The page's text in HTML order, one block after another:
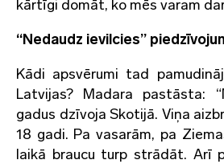
kārtīgi domāt, ko mēs varam
“Nedaudz ievilcies”
Kādi apsvērumi tad
Latvijas? Madara pastāsta:
gadus dzīvoja Skotijā. Viņa
18 gadi. Pa vasarām, pa
laikā braucu turp strādāt. Arī